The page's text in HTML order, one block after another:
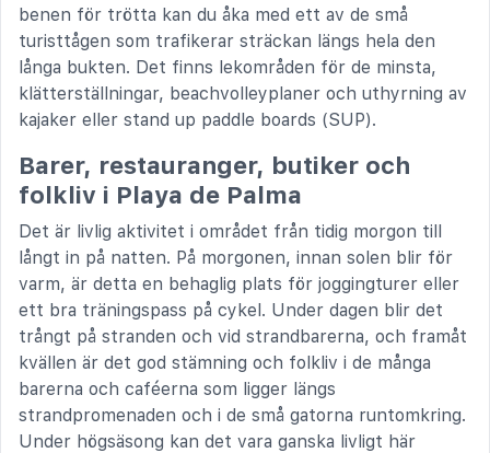
benen för trötta kan du åka med ett av de små
turisttågen som trafikerar sträckan längs hela den
långa bukten. Det finns lekområden för de minsta,
klätterställningar, beachvolleyplaner och uthyrning av
kajaker eller stand up paddle boards (SUP).
Barer, restauranger, butiker och
folkliv i Playa de Palma
Det är livlig aktivitet i området från tidig morgon till
långt in på natten. På morgonen, innan solen blir för
varm, är detta en behaglig plats för joggingturer eller
ett bra träningspass på cykel. Under dagen blir det
trångt på stranden och vid strandbarerna, och framåt
kvällen är det god stämning och folkliv i de många
barerna och caféerna som ligger längs
strandpromenaden och i de små gatorna runtomkring.
Under högsäsong kan det vara ganska livligt här